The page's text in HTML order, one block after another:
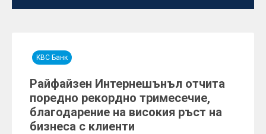
KBC Банк
Райфайзен Интернешънъл отчита
поредно рекордно тримесечие,
благодарение на високия ръст на
бизнеса с клиенти